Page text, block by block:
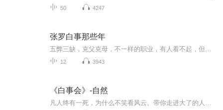
50 4247
张罗白事那些年
12 3943
《白事会》-自然